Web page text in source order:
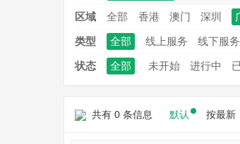
区域 全部 香港 澳门 深圳
类型 全部 线上服务 线下服务
状态 全部 未开始 进行中
共有 0 条信息 默认 按最新